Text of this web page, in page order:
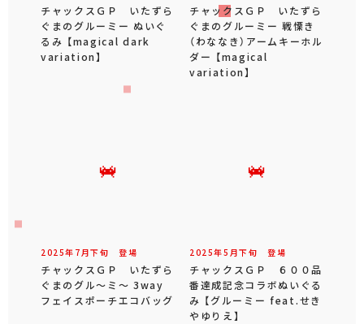
チャックスＧＰ いたずら
ぐまのグルーミー ぬいぐ
るみ 【magical dark
variation】
チャックスＧＰ いたずら
ぐまのグルーミー 戦慄き
（わななき）アームキーホル
ダー 【magical
variation】
2025年 7 月下旬 登場
チャックスＧＰ いたずら
ぐまのグル～ミ～ 3way
フェイスポーチエコバッグ
2025年5 月下旬 登場
チャックスＧＰ ６００品
番達成記念コラボぬいぐる
み 【グルーミー feat.せき
やゆりえ】